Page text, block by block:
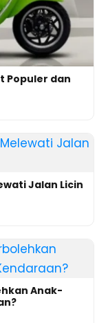
Populer dan
Jalan Licin
Anak-